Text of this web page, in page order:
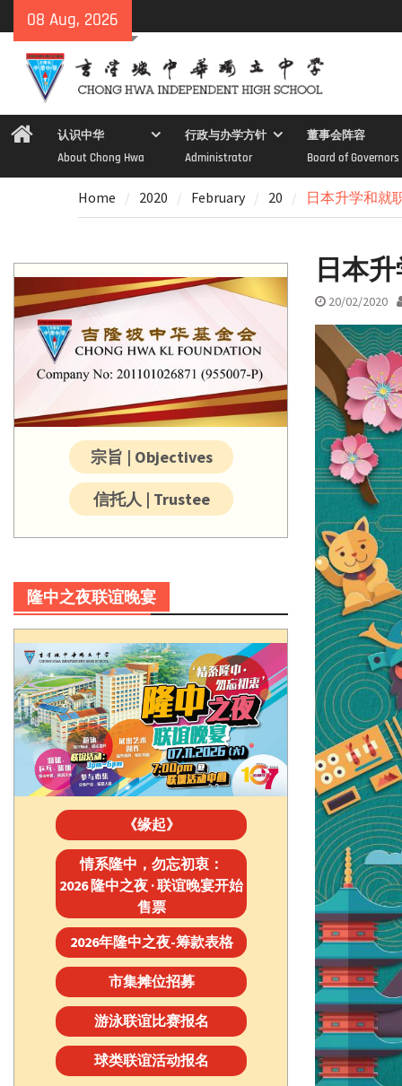
to
content
08 Aug, 2026
Home认识中华
About Chong Hwa
行政与办学方针
Administrator
董事会阵容
Board of Governors
Home 2020 February 20 日本升学和就
日本
20/02/2020
宗旨 | Objectives
信托人 | Trustee
隆中之夜联谊晚宴
《缘起》
情系隆中，勿忘初衷：
2026 隆中之夜 · 联谊晚宴开始
售票
2026年隆中之夜-筹款表格
市集摊位招募
游泳联谊比赛报名
球类联谊活动报名